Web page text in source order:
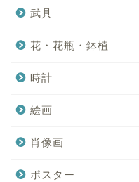
武具
花・花瓶・鉢植
時計
絵画
肖像画
ポスター